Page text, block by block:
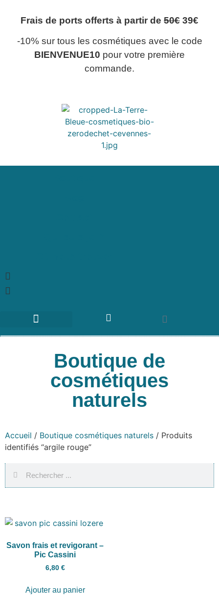
Frais de ports offerts à partir de 50€ 39€
-10% sur tous les cosmétiques avec le code
BIENVENUE10 pour votre première
commande.
Boutique de
cosmétiques
naturels
Accueil / Boutique cosmétiques naturels / Produits
identifiés “argile rouge”
Savon frais et revigorant –
Pic Cassini
6,80 €
Ajouter au panier